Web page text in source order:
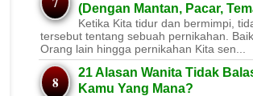
(Dengan Mantan, Pacar,
Ketika Kita tidur dan bermimpi,
tersebut tentang sebuah pernikahan.
Orang lain hingga pernikahan Kita sen...
21 Alasan Wanita Tidak
Kamu Yang Mana?